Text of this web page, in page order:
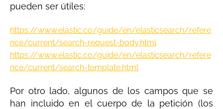
pueden ser útiles:
https://www.elastic.co/guide/en/elasticsearch/refere
nce/current/search-request-body.html
https://www.elastic.co/guide/en/elasticsearch/refere
nce/current/search-template.html
Por otro lado, algunos de los campos que se
han incluido en el cuerpo de la petición (los